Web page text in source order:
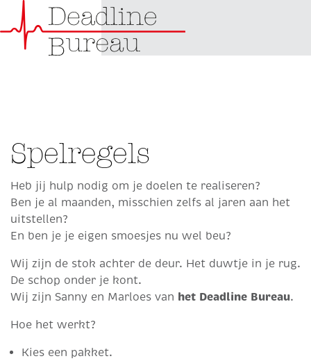
Spelregels
Heb jij hulp nodig om je doelen te realiseren?
Ben je al maanden, misschien zelfs al jaren aan het
uitstellen?
En ben je je eigen smoesjes nu wel beu?
Wij zijn de stok achter de deur. Het duwtje in je rug.
De schop onder je kont.
Wij zijn Sanny en Marloes van het Deadline Bureau.
Hoe het werkt?
Kies een pakket.